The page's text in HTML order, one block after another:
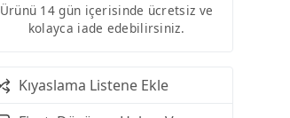
Ürünü 14 gün içerisinde ücretsiz ve
kolayca iade edebilirsiniz.
Kıyaslama Listene Ekle